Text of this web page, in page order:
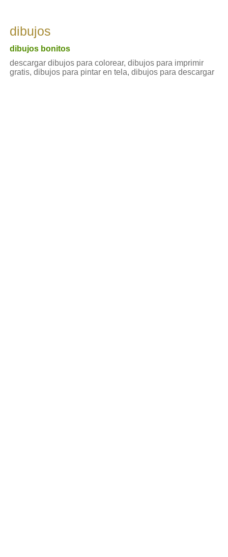
dibujos
dibujos bonitos
descargar dibujos para colorear, dibujos para imprimir
gratis, dibujos para pintar en tela, dibujos para descargar